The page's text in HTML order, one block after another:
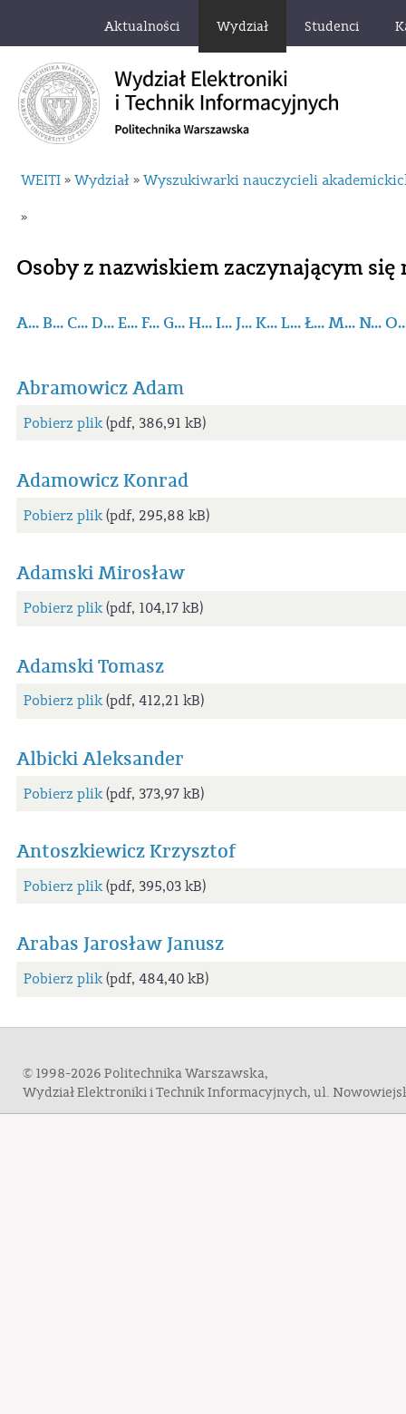
Aktualności Wydział Studenci
WEITI » Wydział » Wyszukiwarki nauczycieli
»
Osoby z nazwiskiem zaczynającym się
A...B... C...D...E...F... G...H...I... J...K...L...Ł...M... N...
Abramowicz Adam
Pobierz plik(pdf, 386,91 kB)
Adamowicz Konrad
Pobierz plik(pdf, 295,88 kB)
Adamski Mirosław
Pobierz plik(pdf, 104,17 kB)
Adamski Tomasz
Pobierz plik(pdf, 412,21 kB)
Albicki Aleksander
Pobierz plik(pdf, 373,97 kB)
Antoszkiewicz Krzysztof
Pobierz plik(pdf, 395,03 kB)
Arabas Jarosław Janusz
Pobierz plik(pdf, 484,40 kB)
© 1998-2026 Politechnika Warszawska,
Wydział Elektroniki i Technik Informacyjnych, ul.